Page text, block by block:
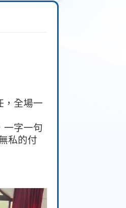
，全場一
一字一句
私的付